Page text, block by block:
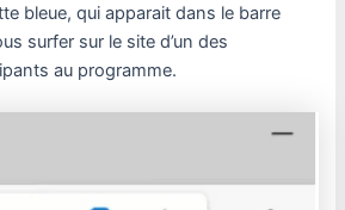
bleue, qui apparait dans le barre
surfer sur le site d’un des
au programme.